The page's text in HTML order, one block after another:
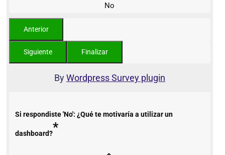
No
ByWordpress Survey plugin
Si respondiste 'No': ¿Qué te motivaría a utilizar un
dashboard?*